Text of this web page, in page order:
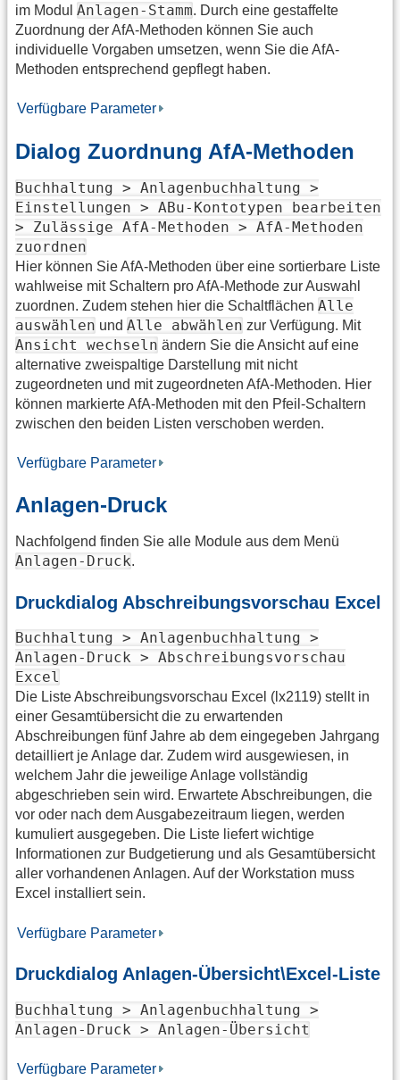
im Modul ​Anlagen-Stamm​. ​ Durch eine gestaffelte
Zuordnung der AfA-Methoden können Sie auch
individuelle Vorgaben umsetzen, wenn Sie die AfA-
Methoden entsprechend gepflegt haben.
Verfügbare Parameter
Dialog Zuordnung AfA-Methoden
Buchhaltung > Anlagenbuchhaltung >
Einstellungen > ABu-Kontotypen bearbeiten
> Zulässige AfA-Methoden > AfA-Methoden
zuordnen
Hier können Sie AfA-Methoden über eine sortierbare Liste
wahlweise mit Schaltern pro AfA-Methode zur Auswahl
zuordnen. Zudem stehen hier die Schaltflächen Alle
auswählen und Alle abwählen zur Verfügung. Mit
Ansicht wechseln ändern Sie die Ansicht auf eine
alternative zweispaltige Darstellung mit nicht
zugeordneten und mit zugeordneten AfA-Methoden. Hier
können markierte AfA-Methoden mit den Pfeil-Schaltern
zwischen den beiden Listen verschoben werden.
Verfügbare Parameter
Anlagen-Druck
Nachfolgend finden Sie alle Module aus dem Menü
Anlagen-Druck.
Druckdialog Abschreibungsvorschau Excel
Buchhaltung > Anlagenbuchhaltung >
Anlagen-Druck > Abschreibungsvorschau
Excel
Die Liste Abschreibungsvorschau Excel (lx2119) stellt in
einer Gesamtübersicht die zu erwartenden
Abschreibungen fünf Jahre ab dem eingegeben Jahrgang
detailliert je Anlage dar. Zudem wird ausgewiesen, in
welchem Jahr die jeweilige Anlage vollständig
abgeschrieben sein wird. Erwartete Abschreibungen, die
vor oder nach dem Ausgabezeitraum liegen, werden
kumuliert ausgegeben. Die Liste liefert wichtige
Informationen zur Budgetierung und als Gesamtübersicht
aller vorhandenen Anlagen. Auf der Workstation muss
Excel installiert sein.
Verfügbare Parameter
Druckdialog Anlagen-Übersicht\Excel-Liste
Buchhaltung > Anlagenbuchhaltung >
Anlagen-Druck > Anlagen-Übersicht
Verfügbare Parameter